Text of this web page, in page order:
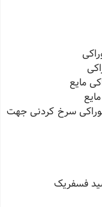
خوراکی سرخ کردنی جهت